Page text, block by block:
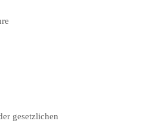
gesetzlichen